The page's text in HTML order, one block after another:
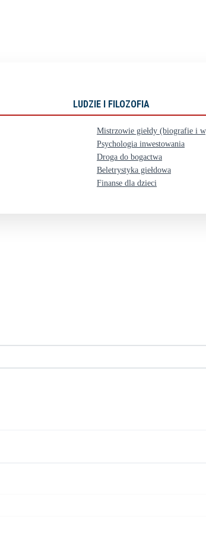
LUDZIE I FILOZOFIA
Mistrzowie giełdy (biografie i
Psychologia inwestowania
Droga do bogactwa
Beletrystyka giełdowa
Finanse dla dzieci